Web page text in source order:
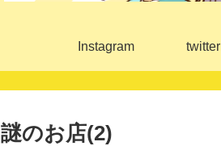
Instagram twitter
謎のお店(2)